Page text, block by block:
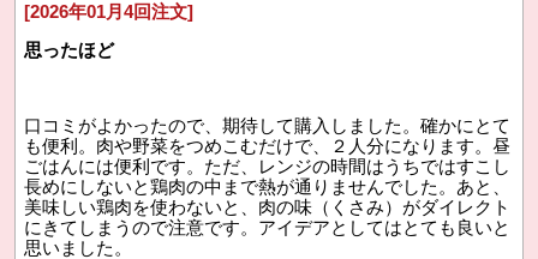
[2026年01月4回注文]
思ったほど
口コミがよかったので、期待して購入しました。確かにとて
も便利。肉や野菜をつめこむだけで、２人分になります。昼
ごはんには便利です。ただ、レンジの時間はうちではすこし
長めにしないと鶏肉の中まで熱が通りませんでした。あと、
美味しい鶏肉を使わないと、肉の味（くさみ）がダイレクト
にきてしまうので注意です。アイデアとしてはとても良いと
思いました。